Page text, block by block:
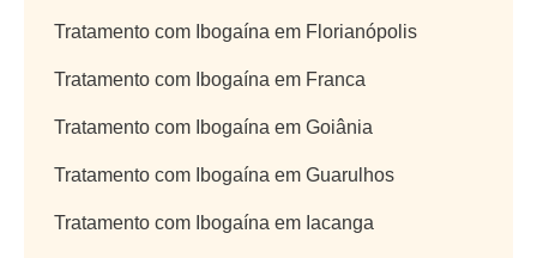
Tratamento com Ibogaína em Florianópolis
Tratamento com Ibogaína em Franca
Tratamento com Ibogaína em Goiânia
Tratamento com Ibogaína em Guarulhos
Tratamento com Ibogaína em Iacanga